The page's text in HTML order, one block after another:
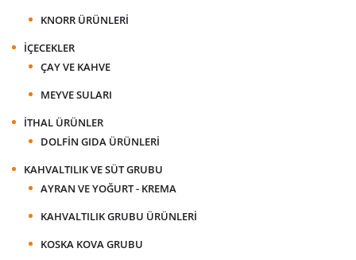
KNORR ÜRÜNLERI
İÇECEKLER
ÇAY VE KAHVE
MEYVE SULARI
İTHAL ÜRÜNLER
DOLFIN GIDA ÜRÜNLERI
KAHVALTILIK VE SÜT GRUBU
AYRAN VE YOĞURT - KREMA
KAHVALTILIK GRUBU ÜRÜNLERI
KOSKA KOVA GRUBU